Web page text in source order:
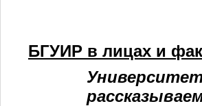
БГУИР в лицах и